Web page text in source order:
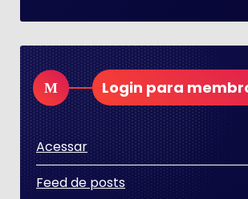
Login para
Acessar
Feed de posts